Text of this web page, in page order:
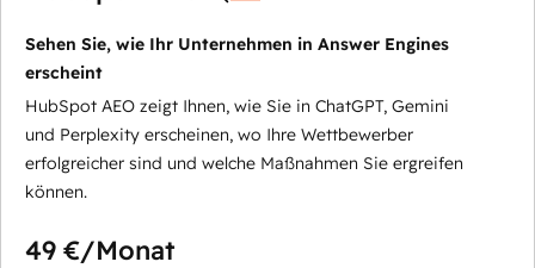
Sehen Sie, wie Ihr Unternehmen in Answer Engines
erscheint
HubSpot AEO zeigt Ihnen, wie Sie in ChatGPT, Gemini
und Perplexity erscheinen, wo Ihre Wettbewerber
erfolgreicher sind und welche Maßnahmen Sie ergreifen
können.
49 €/Monat